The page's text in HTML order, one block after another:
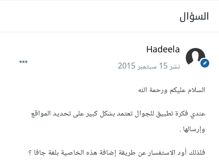
السؤال
Hadeela
نشر15 سبتمبر 2015
السلام عليكم ورحمة الله
عندي فكرة تطبيق للجوال تعتمد بشكل كبير على تحديد المواقع
وإرسالها .
فلذلك أود الاستفسار عن طريقة إضافة هذه الخاصية بلغة جافا ؟